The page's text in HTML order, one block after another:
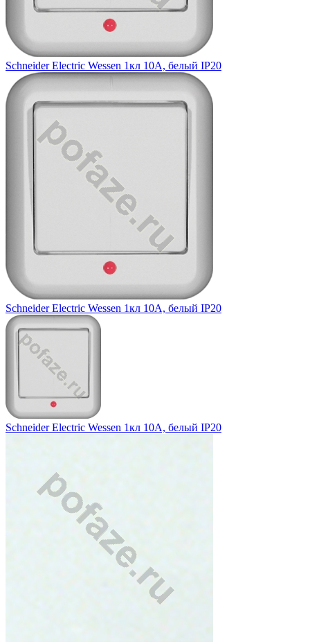
Schneider Electric Wessen 1кл 10А, белый IP20
Schneider Electric Wessen 1кл 10А, белый IP20
Schneider Electric Wessen 1кл 10А, белый IP20